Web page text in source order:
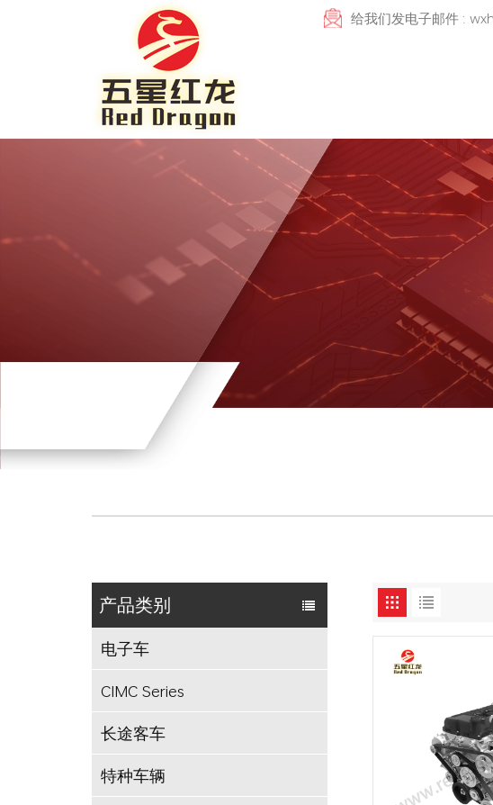
给我们发电子邮件 :
产品类别
电子车
CIMC Series
长途客车
特种车辆